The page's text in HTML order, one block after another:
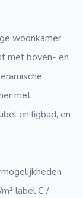
woonkamer
met boven- en
met
en ligbad, en
label C /